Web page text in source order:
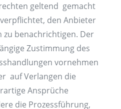
geltend gemacht
den Anbieter
benachrichtigen. Der
Zustimmung des
vornehmen
auf Verlangen die
Ansprüche
die Prozessführung,